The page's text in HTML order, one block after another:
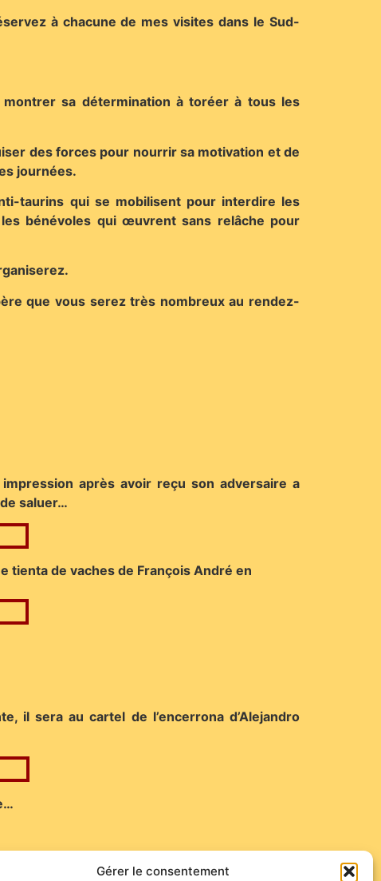
Gérer le consentement
à chacune de mes visites dans le Sud-
sa détermination à toréer à tous les
des forces pour nourrir sa motivation et de
journées.
taurins qui se mobilisent pour interdire les
bénévoles qui œuvrent sans relâche pour
que vous serez très nombreux au rendez-
après avoir reçu son adversaire a
saluer…
tienta de vaches de François André en
il sera au cartel de l’encerrona d’Alejandro